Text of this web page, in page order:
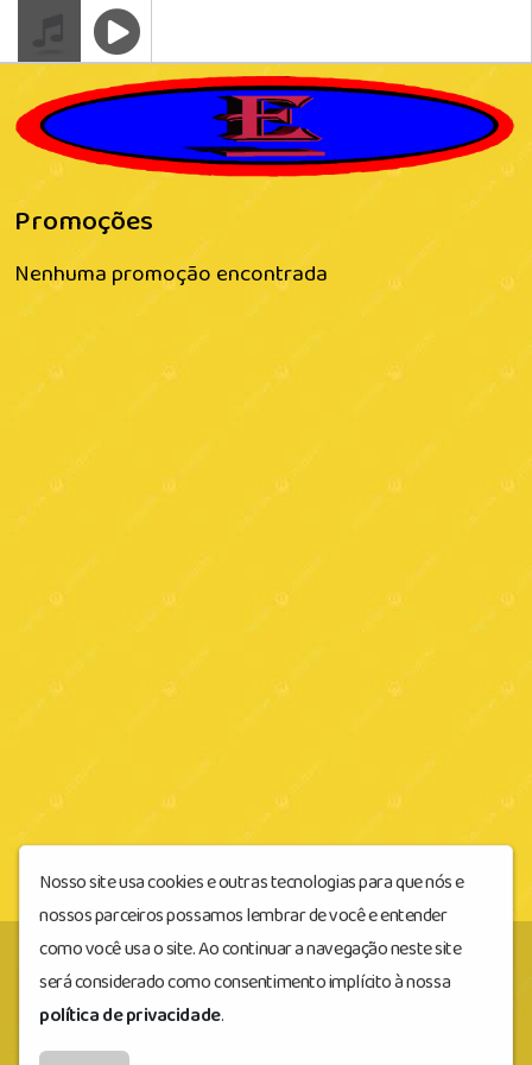
Promoções
Nenhuma promoção encontrada
Nosso site usa cookies e outras tecnologias para que nós e
nossos parceiros possamos lembrar de você e entender
como você usa o site. Ao continuar a navegação neste site
será considerado como consentimento implícito à nossa
política de privacidade.
educadorafmiacanga© Todos os direitos
reservados.